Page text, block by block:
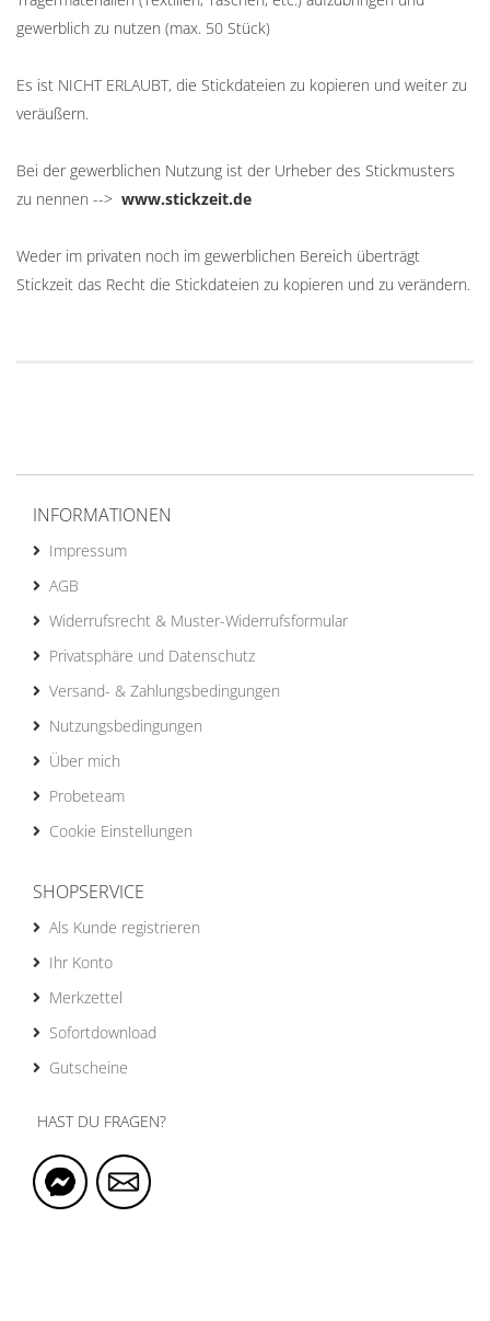
gewerblich zu nutzen (max. 50 Stück)
Es ist NICHT ERLAUBT, die Stickdateien zu kopieren und weiter zu
veräußern.
Bei der gewerblichen Nutzung ist der Urheber des Stickmusters
zu nennen --> www.stickzeit.de
Weder im privaten noch im gewerblichen Bereich überträgt
Stickzeit das Recht die Stickdateien zu kopieren und zu verändern.
INFORMATIONEN
Impressum
AGB
Widerrufsrecht & Muster-Widerrufsformular
Privatsphäre und Datenschutz
Versand- & Zahlungsbedingungen
Nutzungsbedingungen
Über mich
Probeteam
Cookie Einstellungen
SHOPSERVICE
Als Kunde registrieren
Ihr Konto
Merkzettel
Sofortdownload
Gutscheine
HAST DU FRAGEN?